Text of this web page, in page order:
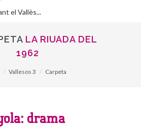
el Vallès...
LA RIUADA DEL
1962
Vallesos 3 Carpeta
drama